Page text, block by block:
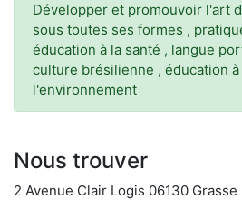
Développer et promouvoir l'art
sous toutes ses formes ,
éducation à la santé , langue
culture brésilienne , éducation à
l'environnement
Nous trouver
2 Avenue Clair Logis 06130 Grasse